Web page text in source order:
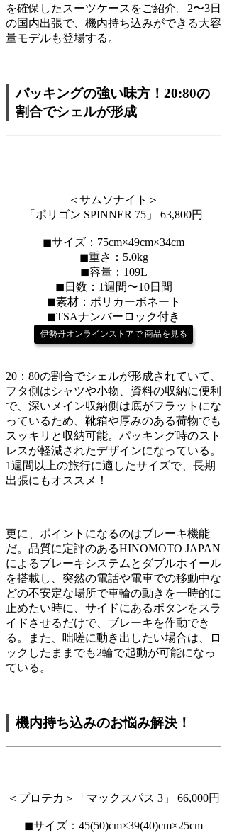
を確保したスーツケースをご紹介。2〜3日
の国内出張で、機内持ち込みができる大容
量モデルも登場する。
パッキングの強い味方！20:80の
割合でシェルが形成
＜サムソナイト＞
「ポリゴン SPINNER 75」 63,800円
◼︎サイズ：75cm×49cm×34cm
◼︎重さ：5.0kg
◼︎容量：109L
◼︎日数：1週間〜10日間
◼︎素材：ポリカーボネート
◼︎TSAナンバーロック付き
伊勢丹オンラインストアで 商品を見る
20：80の割合でシェルが形成されていて、
フタ側はシャツや小物、資料の収納に便利
で、深いメイン収納側は底がフラットにな
っているため、靴箱や厚みのある荷物でも
スッキリと収納可能。パッキング時のスト
レスが軽減されたデザインになっている。
1週間以上の旅行に適したサイズで、長期
出張にもオススメ！
更に、ポイントになるのはブレーキ機能
だ。品質に定評のあるHINOMOTO JAPAN
によるブレーキシステムとダブルホイール
を搭載し、突然の電話や電車での移動中な
どの不安定な場所で車輪の動きを一時的に
止めたい時に、サイドにあるボタンをスラ
イドさせるだけで、ブレーキを作動でき
る。また、咄嗟に動き出したい場合は、ロ
ックしたままでも2輪で起動が可能になっ
ている。
機内持ち込みのお悩み解決！
＜プロテカ＞「マックスパス 3」 66,000円
◼︎サイズ：45(50)cm×39(40)cm×25cm